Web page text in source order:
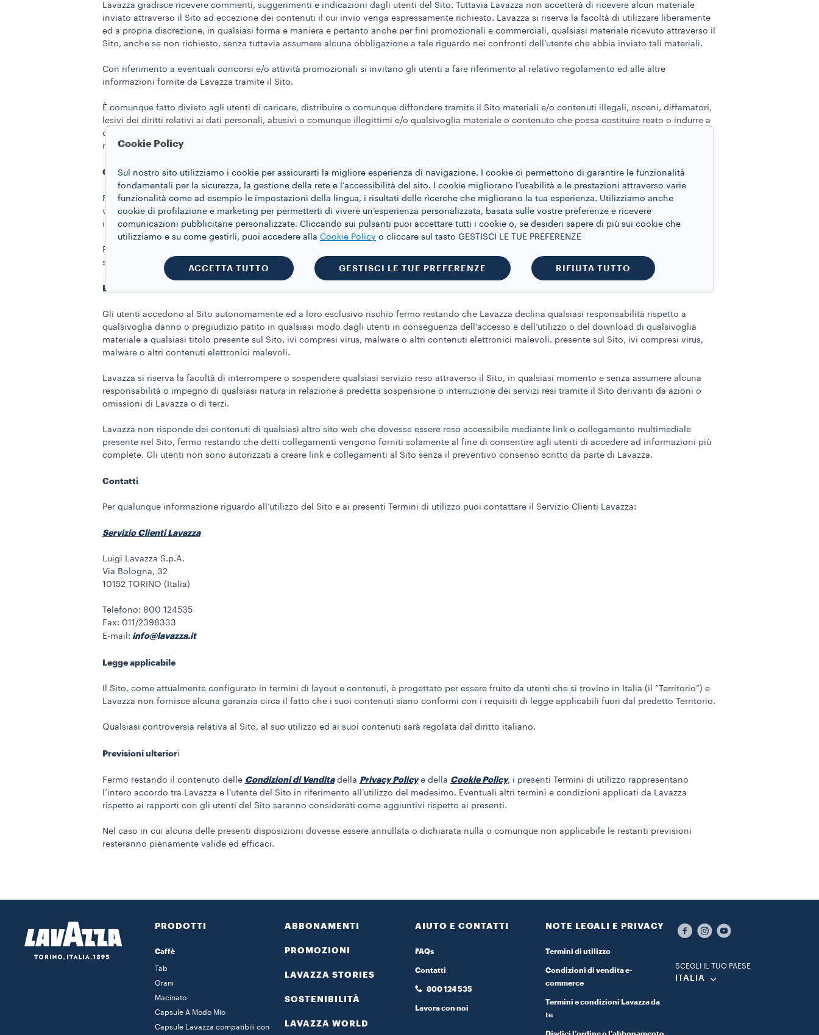
Lavazza gradisce ricevere commenti, suggerimenti e indicazioni dagli utenti del Sito. Tuttavia Lavazza non accetterà di ricevere alcun materiale
inviato attraverso il Sito ad eccezione dei contenuti il cui invio venga espressamente richiesto. Lavazza si riserva la facoltà di utilizzare liberamente
ed a propria discrezione, in qualsiasi forma e maniera e pertanto anche per fini promozionali e commerciali, qualsiasi materiale ricevuto attraverso il
Sito, anche se non richiesto, senza tuttavia assumere alcuna obbligazione a tale riguardo nei confronti dell’utente che abbia inviato tali materiali.
Con riferimento a eventuali concorsi e/o attività promozionali si invitano gli utenti a fare riferimento al relativo regolamento ed alle altre
informazioni fornite da Lavazza tramite il Sito.
È comunque fatto divieto agli utenti di caricare, distribuire o comunque diffondere tramite il Sito materiali e/o contenuti illegali, osceni, diffamatori,
lesivi dei diritti relativi ai dati personali, abusivi o comunque illegittimi e/o qualsivoglia materiale o contenuto che possa costituire reato o indurre a
commettere un reato, e/o violare qualsivoglia norma di legge o diritto di Lavazza e/o di terzi, nonché qualsiasi materiale che possa in qualsiasi
modo ledere l’immagine ed il buon nome di Lavazza.
Garanzie.
Fermo restando quanto previsto dalleCondizioni di Vendita, i materiali presenti sul Sito sono forniti nello stato in cui essi si trovano, così come
vengono resi disponibili e senza alcuna garanzia, tacita o espressa. Lavazza non fornisce alcuna garanzia tacita o espressa circa il fatto che il Sito o
i suoi contenuti siano conformi alle aspettative degli utenti in termini di continuità del servizio o circa l’assenza e/o pronta correzione di errori.
Resta inteso che alcuni prodotti potrebbero essere presentati mediante o in accostamento ad immagini o riproduzioni grafiche la cui finalità è
solamente illustrativa.
Esclusione di responsabilità.
Gli utenti accedono al Sito autonomamente ed a loro esclusivo rischio fermo restando che Lavazza declina qualsiasi responsabilità rispetto a
qualsivoglia danno o pregiudizio patito in qualsiasi modo dagli utenti in conseguenza dell’accesso e dell’utilizzo o del download di qualsivoglia
materiale a qualsiasi titolo presente sul Sito, ivi compresi virus, malware o altri contenuti elettronici malevoli. presente sul Sito, ivi compresi virus,
malware o altri contenuti elettronici malevoli.
Lavazza si riserva la facoltà di interrompere o sospendere qualsiasi servizio reso attraverso il Sito, in qualsiasi momento e senza assumere alcuna
responsabilità o impegno di qualsiasi natura in relazione a predetta sospensione o interruzione dei servizi resi tramite il Sito derivanti da azioni o
omissioni di Lavazza o di terzi.
Lavazza non risponde dei contenuti di qualsiasi altro sito web che dovesse essere reso accessibile mediante link o collegamento multimediale
presente nel Sito, fermo restando che detti collegamenti vengono forniti solamente al fine di consentire agli utenti di accedere ad informazioni più
complete. Gli utenti non sono autorizzati a creare link e collegamenti al Sito senza il preventivo consenso scritto da parte di Lavazza.
Contatti
Per qualunque informazione riguardo all’utilizzo del Sito e ai presenti Termini di utilizzo puoi contattare il Servizio Clienti Lavazza:
Servizio Clienti Lavazza
Luigi Lavazza S.p.A.
Via Bologna, 32
10152 TORINO (Italia)
Telefono: 800 124535
Fax: 011/2398333
E-mail: info@lavazza.it
Legge applicabile
Il Sito, come attualmente configurato in termini di layout e contenuti, è progettato per essere fruito da utenti che si trovino in Italia (il “Territorio”) e
Lavazza non fornisce alcuna garanzia circa il fatto che i suoi contenuti siano conformi con i requisiti di legge applicabili fuori dal predetto Territorio.
Qualsiasi controversia relativa al Sito, al suo utilizzo ed ai suoi contenuti sarà regolata dal diritto italiano.
Previsioni ulteriori
Fermo restando il contenuto delle Condizioni di Venditadella Privacy Policye della Cookie Policy, i presenti Termini di utilizzo rappresentano
l’intero accordo tra Lavazza e l’utente del Sito in riferimento all’utilizzo del medesimo. Eventuali altri termini e condizioni applicati da Lavazza
rispetto ai rapporti con gli utenti del Sito saranno considerati come aggiuntivi rispetto ai presenti.
Nel caso in cui alcuna delle presenti disposizioni dovesse essere annullata o dichiarata nulla o comunque non applicabile le restanti previsioni
resteranno pienamente valide ed efficaci.
PRODOTTI
Caffè
Tab
Grani
Macinato
Capsule A Modo Mio
Capsule Lavazza compatibili con
ABBONAMENTI
PROMOZIONI
LAVAZZA STORIES
SOSTENIBILITÀ
LAVAZZA WORLD
AIUTO E CONTATTI
FAQs
Contatti
800 124 535
Lavora con noi
NOTE LEGALI E PRIVACY
Termini di utilizzo
Condizioni di vendita e-
commerce
Termini e condizioni Lavazza da
te
SCEGLI IL TUO PAESE
ITALIA
Cookie Policy
Sul nostro sito utilizziamo i cookie per assicurarti la migliore esperienza di navigazione. I cookie ci permettono di garantire le funzionalità
fondamentali per la sicurezza, la gestione della rete e l’accessibilità del sito. I cookie migliorano l’usabilità e le prestazioni attraverso varie
funzionalità come ad esempio le impostazioni della lingua, i risultati delle ricerche che migliorano la tua esperienza. Utilizziamo anche
cookie di profilazione e marketing per permetterti di vivere un’esperienza personalizzata, basata sulle vostre preferenze e ricevere
comunicazioni pubblicitarie personalizzate. Cliccando sui pulsanti puoi accettare tutti i cookie o, se desideri sapere di più sui cookie che
utilizziamo e su come gestirli, puoi accedere alla Cookie Policy o cliccare sul tasto GESTISCI LE TUE PREFERENZE
ACCETTA TUTTO GESTISCI LE TUE PREFERENZE RIFIUTA TUTTO